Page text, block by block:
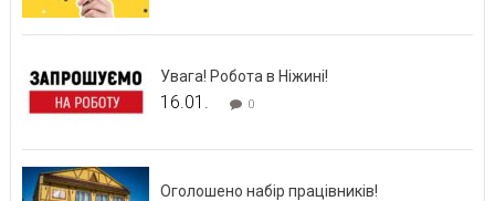
Увага! Робота в Ніжині!
16.01. 0
Оголошено набір працівників!